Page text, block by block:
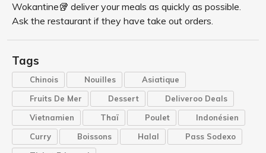
Wokantine🥡 deliver your meals as quickly as possible.
Ask the restaurant if they have take out orders.
Tags
Chinois Nouilles
Asiatique
Fruits De Mer
Dessert
Deliveroo Deals
Vietnamien
Thaï Poulet
Indonésien
Curry
Boissons Halal
Pass Sodexo